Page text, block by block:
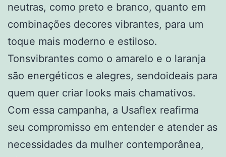
neutras, como preto e branco, quanto em
combinações decores vibrantes, para um
toque mais moderno e estiloso.
Tonsvibrantes como o amarelo e o laranja
são energéticos e alegres, sendoideais para
quem quer criar looks mais chamativos.
Com essa campanha, a Usaflex reafirma
seu compromisso em entender e atender as
necessidades da mulher contemporânea,